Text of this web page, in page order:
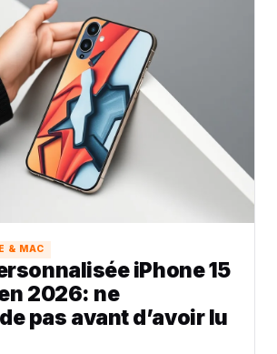
& MAC
iPhone 15
2026: ne
pas avant d’avoir lu